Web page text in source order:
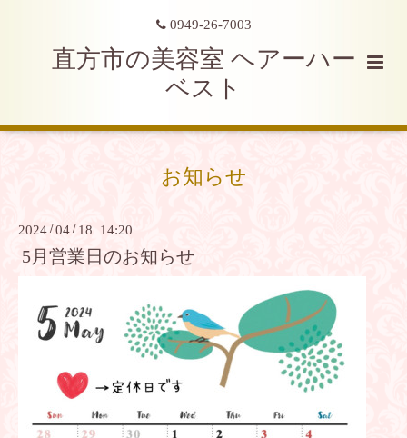
0949-26-7003
直方市の美容室 ヘアーハー
ベスト
お知らせ
2024 /04 / 18 14:20
5月営業日のお知らせ